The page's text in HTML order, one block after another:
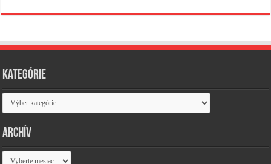
Kategórie
Kategórie
Archív
Archív